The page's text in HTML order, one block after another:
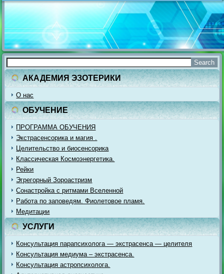
АКАДЕМИЯ ЭЗОТЕРИКИ
О нас
ОБУЧЕНИЕ
ПРОГРАММА ОБУЧЕНИЯ
Экстрасенсорика и магия .
Целительство и биосенсорика
Классическая Космоэнергетика.
Рейки
Эгрегорный Зороастризм
Сонастройка с ритмами Вселенной
Работа по заповедям. Фиолетовое пламя.
Медитации
УСЛУГИ
Консультация парапсихолога — экстрасенса — целителя
Консультация медиума – экстрасенса.
Консультация астропсихолога.